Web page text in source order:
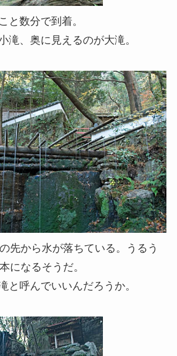
と数分で到着。
滝、奥に見えるのが大滝。
先から水が落ちている。うるう
になるそうだ。
と呼んでいいんだろうか。